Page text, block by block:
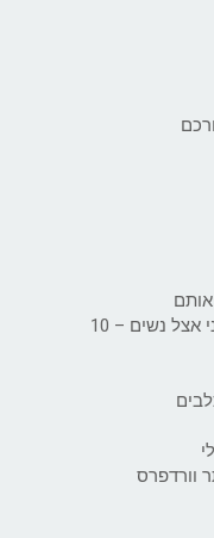
מה אוכלים כדי להגביר את הרצון המיני אצל נשים – 10
וורדפרס